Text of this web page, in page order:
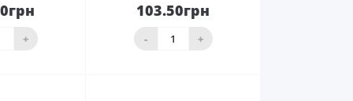
+
До
103.50грн
- +
До
кошика